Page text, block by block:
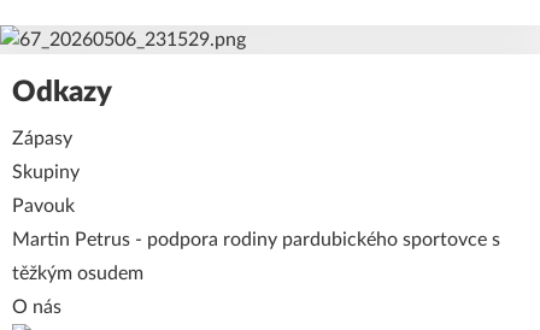
Odkazy
Zápasy
Skupiny
Pavouk
Martin Petrus - podpora rodiny pardubického sportovce s
těžkým osudem
O nás